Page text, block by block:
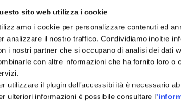
sito web utilizza i cookie
i cookie per personalizzare contenuti ed
analizzare il nostro traffico. Condividiamo inoltre
i nostri partner che si occupano di analisi dei dati
con altre informazioni che ha fornito loro o
utilizzare il plugin dell'accessibilità è necessario
ulteriori informazioni è possibile consultare l
24 – Cattolica (RN)
/ 0541.966621
–Cookie Policy